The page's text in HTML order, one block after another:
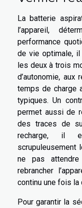
La batterie
l’appareil,
performance
de vie optimale,
les deux à trois
d’autonomie,
temps de charge
typiques. Un
permet aussi de
des traces de
recharge, il
scrupuleusement
ne pas
rebrancher
continu une fois la
Pour garantir la